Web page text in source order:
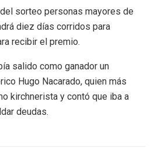
sorteo personas mayores de
diez días corridos para
recibir el premio.
salido como ganador un
Hugo Nacarado, quien más
kirchnerista y contó que iba a
deudas.